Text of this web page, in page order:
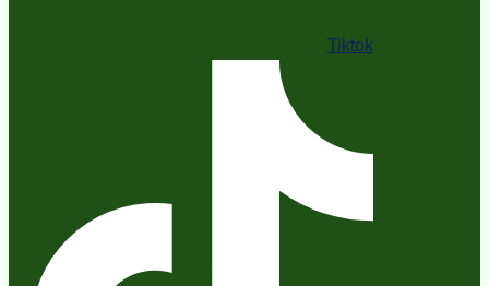
Tiktok